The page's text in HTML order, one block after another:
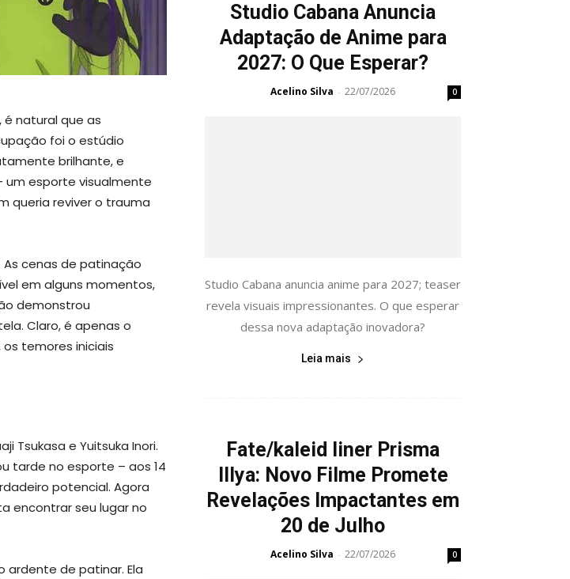
natural que as
foi o estúdio
brilhante, e
esporte visualmente
queria reviver o trauma
cenas de patinação
em alguns momentos,
demonstrou
Claro, é apenas o
temores iniciais
Tsukasa e Yuitsuka Inori.
tarde no esporte – aos 14
potencial. Agora
encontrar seu lugar no
ardente de patinar. Ela
Studio Cabana Anuncia
Adaptação de Anime para
2027: O Que Esperar?
Acelino Silva - 22/07/2026 0
Studio Cabana anuncia anime para 2027; teaser
revela visuais impressionantes. O que esperar
dessa nova adaptação inovadora?
Leia mais
Fate/kaleid liner Prisma
Illya: Novo Filme Promete
Revelações Impactantes em
20 de Julho
Acelino Silva - 22/07/2026 0